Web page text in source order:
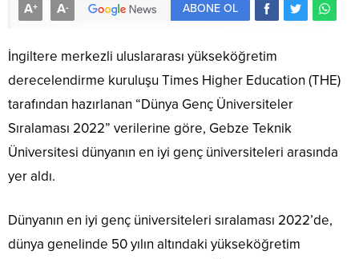
A+ A- ABONE OL
İngiltere merkezli uluslararası yükseköğretim
derecelendirme kuruluşu Times Higher Education (THE)
tarafından hazırlanan “Dünya Genç Üniversiteler
Sıralaması 2022” verilerine göre, Gebze Teknik
Üniversitesi dünyanın en iyi genç üniversiteleri arasında
yer aldı.
Dünyanın en iyi genç üniversiteleri sıralaması 2022’de,
dünya genelinde 50 yılın altındaki yükseköğretim